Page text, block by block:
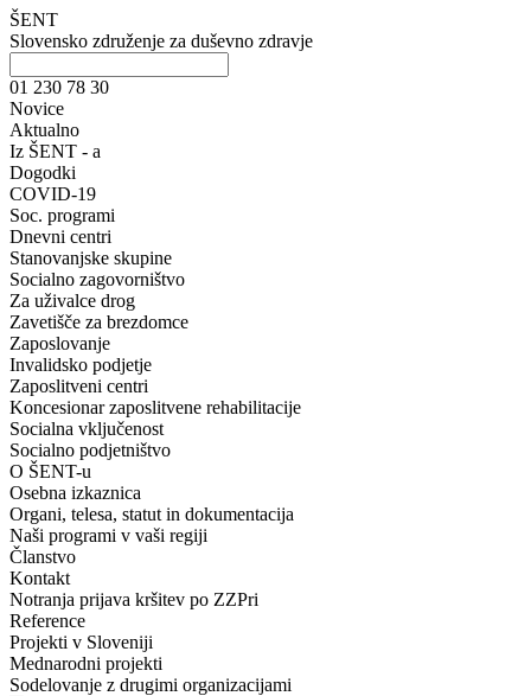
ŠENT
Slovensko združenje za duševno zdravje
01 230 78 30
Novice
Aktualno
Iz ŠENT - a
Dogodki
COVID-19
Soc. programi
Dnevni centri
Stanovanjske skupine
Socialno zagovorništvo
Za uživalce drog
Zavetišče za brezdomce
Zaposlovanje
Invalidsko podjetje
Zaposlitveni centri
Koncesionar zaposlitvene rehabilitacije
Socialna vključenost
Socialno podjetništvo
O ŠENT-u
Osebna izkaznica
Organi, telesa, statut in dokumentacija
Naši programi v vaši regiji
Članstvo
Kontakt
Notranja prijava kršitev po ZZPri
Reference
Projekti v Sloveniji
Mednarodni projekti
Sodelovanje z drugimi organizacijami